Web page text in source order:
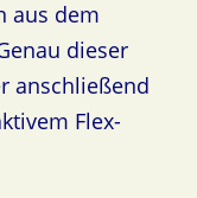
aus dem
dieser
anschließend
Flex-